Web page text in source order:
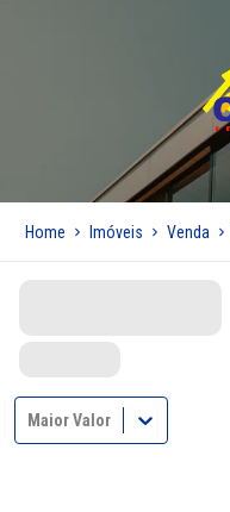
Home Imóveis Venda
Maior Valor